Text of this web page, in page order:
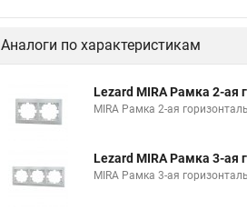
Аналоги по характеристикам
Lezard MIRA Рамка 2-ая
MIRA Рамка 2-ая
Lezard MIRA Рамка 3-ая
MIRA Рамка 3-ая